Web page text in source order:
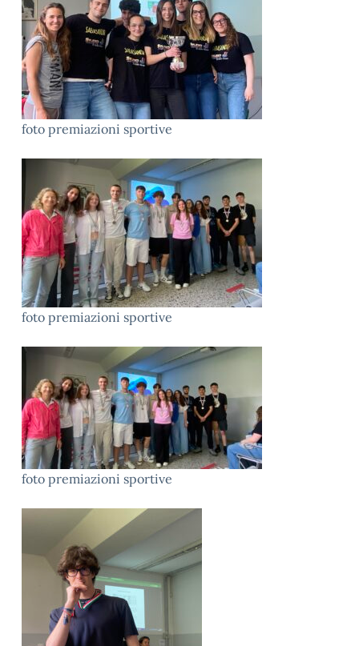
foto premiazioni sportive
foto premiazioni sportive
foto premiazioni sportive